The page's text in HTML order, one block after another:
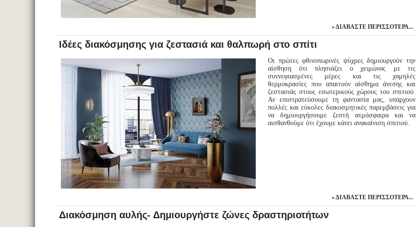
ΔΙΑΒΆΣΤΕ ΠΕΡΙΣΣΌΤΕΡΑ...
Ιδέες διακόσμησης για ζεστασιά και θαλπωρή στο σπίτι
Οι πρώτες φθινοπωρινές ψύχρες δημιουργούν την
αίσθηση ότι πλησιάζει ο χειμώνας με τις
συννεφιασμένες μέρες και τις χαμηλές
θερμοκρασίες που απαιτούν αίσθημα άνεσης και
ζεστασιάς στους εσωτερικούς χώρους του σπιτιού.
Αν επιστρατεύσουμε τη φαντασία μας, υπάρχουν
πολλές και εύκολες διακοσμητικές παρεμβάσεις για
να δημιουργήσουμε ζεστή ατμόσφαιρα και να
αισθανθούμε ότι έχουμε κάνει ανακαίνιση σπιτιού.
ΔΙΑΒΆΣΤΕ ΠΕΡΙΣΣΌΤΕΡΑ...
Διακόσμηση αυλής- Δημιουργήστε ζώνες δραστηριοτήτων